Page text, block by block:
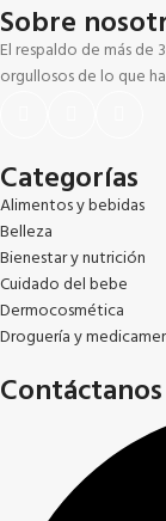
Sobre
El respaldo de más de
orgullosos de lo que
Categorías
Alimentos y bebidas
Belleza
Bienestar y nutrición
Cuidado del bebe
Dermocosmética
Droguería y
Contáctanos